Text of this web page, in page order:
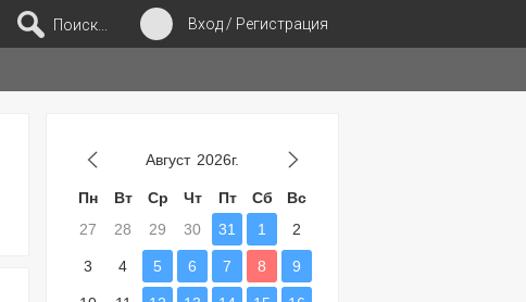
Вход / Регистрация
Поиск...
Август 2026г.
Пн Вт Ср Чт Пт Сб
Вс
27
28 29 30 31 1 2
3 4 5 6 7 8 9